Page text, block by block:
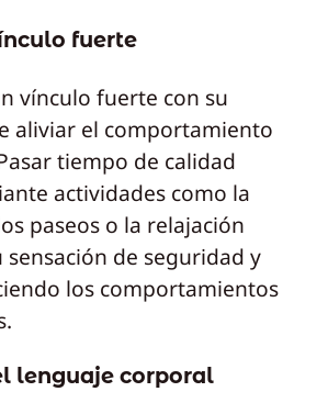
fuerte
vínculo fuerte con su
aliviar el comportamiento
tiempo de calidad
actividades como la
paseos o la relajación
sensación de seguridad y
los comportamientos
lenguaje corporal